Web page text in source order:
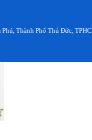
Phố Thủ Đức, TPHCM